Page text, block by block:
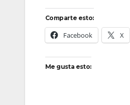
Comparte esto:
Facebook X
Me gusta esto: